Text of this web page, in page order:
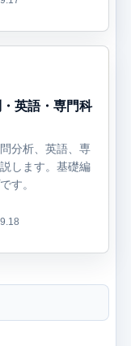
英語・専門科
分析、英語、専
します。基礎編
す。